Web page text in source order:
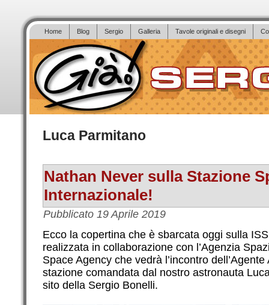
Home Blog Sergio Galleria Tavole originali e disegni
Luca Parmitano
Nathan Never sulla Stazione
Internazionale!
Pubblicato 19 Aprile 2019
Ecco la copertina che è sbarcata oggi sulla
realizzata in collaborazione con l’Agenzia
Space Agency che vedrà l’incontro
stazione comandata dal nostro astronauta
sito della Sergio Bonelli.